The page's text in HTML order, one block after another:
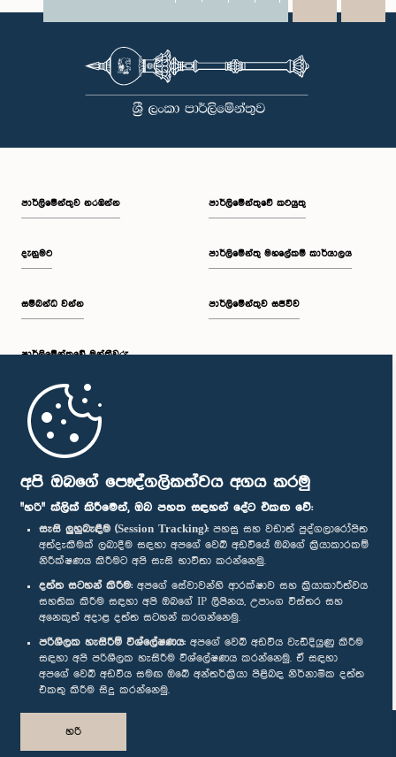
අපි ඔබගේ පෞද්ගලිකත්වය අගය කරමු
"හරි" ක්ලික් කිරීමෙන්, ඔබ පහත සඳහන් දේට එකඟ වේ:
සැසි ලුහුබැඳීම (Session Tracking): පහසු සහ වඩාත් පුද්ගලාරෝපිත
අත්දැකීමක් ලබාදීම සඳහා අපගේ වෙබ් අඩවියේ ඔබගේ ක්‍රියාකාරකම්
නිරීක්ෂණය කිරීමට අපි සැසි භාවිතා කරන්නෙමු.
දත්ත සටහන් කිරීම: අපගේ සේවාවන්හි ආරක්ෂාව සහ ක්‍රියාකාරීත්වය
සහතික කිරීම සඳහා අපි ඔබගේ IP ලිපිනය, උපාංග විස්තර සහ
අනෙකුත් අදාළ දත්ත සටහන් කරගන්නෙමු.
පරිශීලක හැසිරීම් විශ්ලේෂණය: අපගේ වෙබ් අඩවිය වැඩිදියුණු කිරීම
සඳහා අපි පරිශීලක හැසිරීම විශ්ලේෂණය කරන්නෙමු. ඒ සඳහා
අපගේ වෙබ් අඩවිය සමඟ ඔබේ අන්තර්ක්‍රියා පිළිබඳ නිර්නාමික දත්ත
එකතු කිරීම සිදු කරන්නෙමු.
හරි
WhatsAppLinkedIn
පාර්ලි‌මේන්තුව නරඹන්න
දැනුමට
සම්බන්ධ වන්න
පාර්ලි‌මේන්තුවේ මන්ත්‍රීවරු
මුල් පිටුව
පාර්ලිමේන්තුවේ කටයුතු
පාර්ලිමේන්තු මහලේකම් කාර්යාලය
පාර්ලිමේන්තුව සජීවීව
පාර්ලිමේන්තු ජංගම යෙදුම
අප හා සම්බන්ධ වී සිටින්න :
සම්මාන
පෞද්ගලිකත්ව ප්‍රතිපත්තිය